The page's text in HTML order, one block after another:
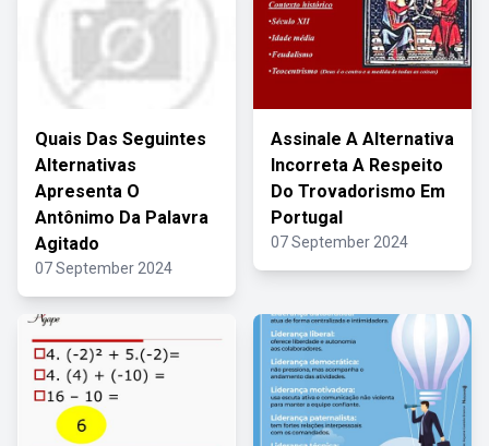
Quais Das Seguintes
Alternativas
Apresenta O
Antônimo Da Palavra
Agitado
07 September 2024
Assinale A Alternativa
Incorreta A Respeito
Do Trovadorismo Em
Portugal
07 September 2024